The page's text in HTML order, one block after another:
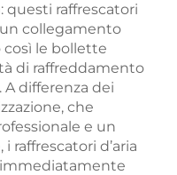
questi raffrescatori
collegamento
le bollette
di raffreddamento
differenza dei
che
e un
raffrescatori d’aria
immediatamente